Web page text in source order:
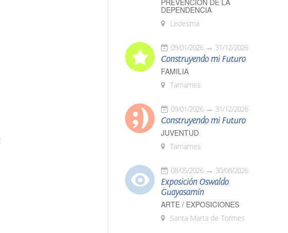
PREVENCIÓN DE LA
DEPENDENCIA
Ledesma
09/01/2026 31/12/2026
Construyendo mi Futuro
FAMILIA
Tamames
09/01/2026 31/12/2026
Construyendo mi Futuro
JUVENTUD
Tamames
08/05/2026 30/08/2026
Exposición Oswaldo
Guayasamín
ARTE / EXPOSICIONES
Santa Marta de Tormes